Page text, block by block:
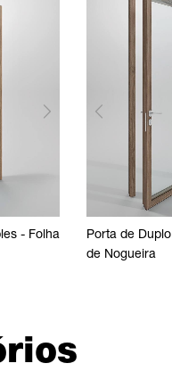
- Folha Porta de Vidro
de Carvalho
Porta de
de Nogueira